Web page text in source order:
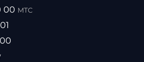
00 МТС